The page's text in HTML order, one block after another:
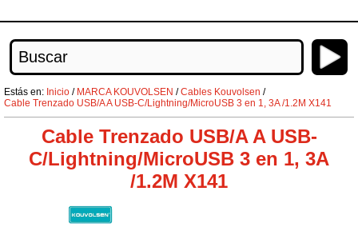
Estás en: Inicio / MARCA KOUVOLSEN /Cables Kouvolsen /
Cable Trenzado USB/A A USB-C/Lightning/MicroUSB 3 en 1, 3A /1.2M X141
Cable Trenzado USB/A A USB-
C/Lightning/MicroUSB 3 en 1, 3A
/1.2M X141